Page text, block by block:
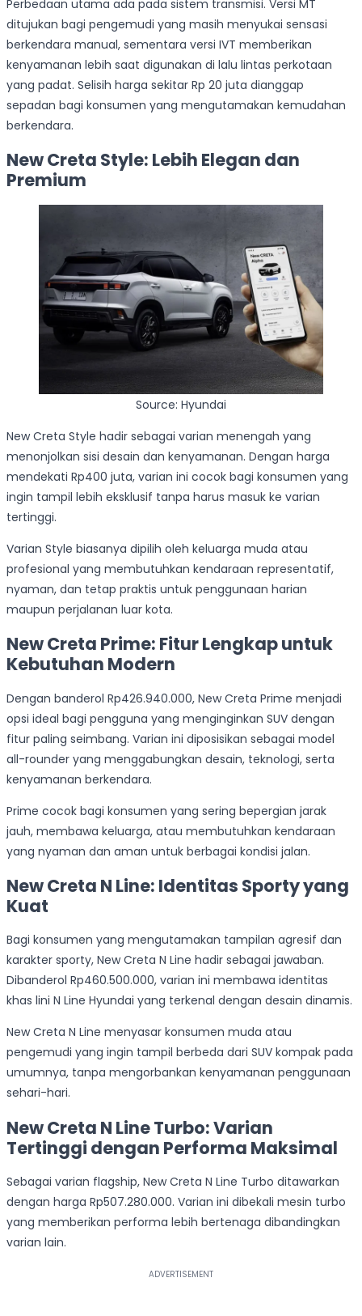
Perbedaan utama ada pada sistem transmisi. Versi MT
ditujukan bagi pengemudi yang masih menyukai sensasi
berkendara manual, sementara versi IVT memberikan
kenyamanan lebih saat digunakan di lalu lintas perkotaan
yang padat. Selisih harga sekitar Rp 20 juta dianggap
sepadan bagi konsumen yang mengutamakan kemudahan
berkendara.
New Creta Style: Lebih Elegan dan
Premium
Source: Hyundai
New Creta Style hadir sebagai varian menengah yang
menonjolkan sisi desain dan kenyamanan. Dengan harga
mendekati Rp400 juta, varian ini cocok bagi konsumen yang
ingin tampil lebih eksklusif tanpa harus masuk ke varian
tertinggi.
Varian Style biasanya dipilih oleh keluarga muda atau
profesional yang membutuhkan kendaraan representatif,
nyaman, dan tetap praktis untuk penggunaan harian
maupun perjalanan luar kota.
New Creta Prime: Fitur Lengkap untuk
Kebutuhan Modern
Dengan banderol Rp426.940.000, New Creta Prime menjadi
opsi ideal bagi pengguna yang menginginkan SUV dengan
fitur paling seimbang. Varian ini diposisikan sebagai model
all-rounder yang menggabungkan desain, teknologi, serta
kenyamanan berkendara.
Prime cocok bagi konsumen yang sering bepergian jarak
jauh, membawa keluarga, atau membutuhkan kendaraan
yang nyaman dan aman untuk berbagai kondisi jalan.
New Creta N Line: Identitas Sporty yang
Kuat
Bagi konsumen yang mengutamakan tampilan agresif dan
karakter sporty, New Creta N Line hadir sebagai jawaban.
Dibanderol Rp460.500.000, varian ini membawa identitas
khas lini N Line Hyundai yang terkenal dengan desain dinamis.
New Creta N Line menyasar konsumen muda atau
pengemudi yang ingin tampil berbeda dari SUV kompak pada
umumnya, tanpa mengorbankan kenyamanan penggunaan
sehari-hari.
New Creta N Line Turbo: Varian
Tertinggi dengan Performa Maksimal
Sebagai varian flagship, New Creta N Line Turbo ditawarkan
dengan harga Rp507.280.000. Varian ini dibekali mesin turbo
yang memberikan performa lebih bertenaga dibandingkan
varian lain.